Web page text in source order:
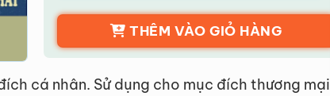
THÊM VÀO GIỎ HÀNG
cá nhân. Sử dụng cho mục đích thương mại